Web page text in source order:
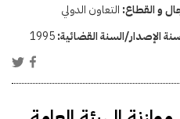
و القطاع: التعاون الدولي
سنة الإصدار/السنة القضائية:1995